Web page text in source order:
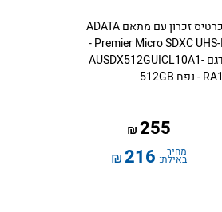
כרטיס זכרון עם מתאם ADATA
Premier Micro SDXC UHS-I -
דגם AUSDX512GUICL10A1-
RA1 - נפח 512GB
255
₪
מחיר
באילת: 216
₪